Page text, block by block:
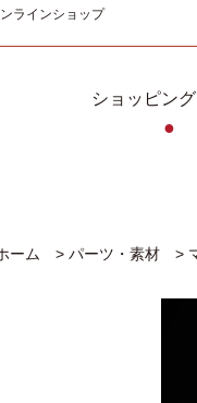
ラインショップ
ショッピン
●
ーム > パーツ・素材 >